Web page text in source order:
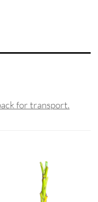
for transport.